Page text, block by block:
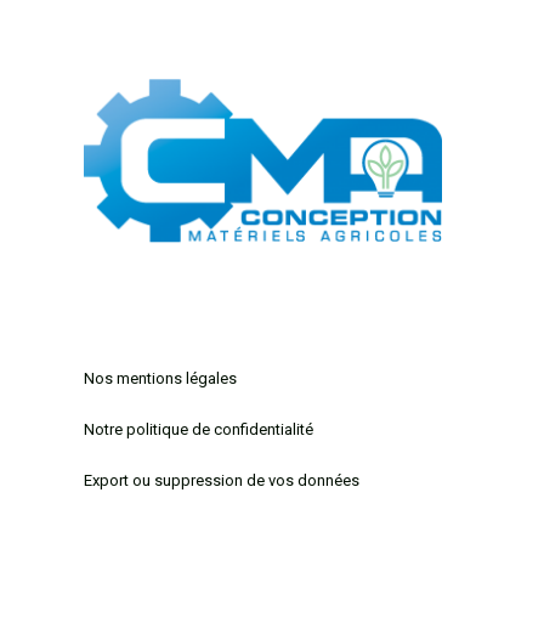
Nos mentions légales
Notre politique de confidentialité
Export ou suppression de vos données